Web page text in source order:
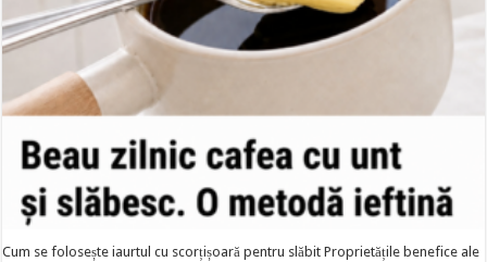
Cum se folosește iaurtul cu scorțișoară pentru slăbit Proprietățile benefice ale